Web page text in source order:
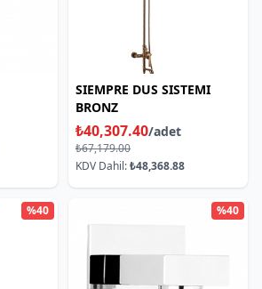
SIEMPRE DUS SISTEMI
BRONZ
₺40,307.40/adet
₺67,179.00
KDV Dahil:₺48,368.88
%40 %40